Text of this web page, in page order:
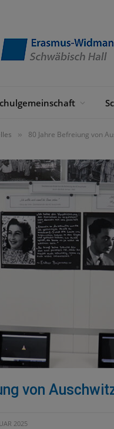
» 80 Jahre Befreiung von
von
2025